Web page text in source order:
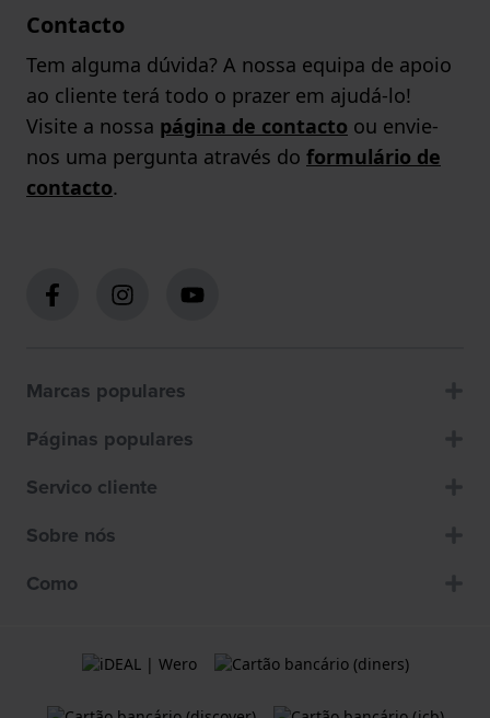
Contacto
Tem alguma dúvida? A nossa equipa de apoio
ao cliente terá todo o prazer em ajudá-lo!
Visite a nossa página de contacto ou envie-
nos uma pergunta através do formulário de
contacto.
Marcas populares
Páginas populares
Servico cliente
Sobre nós
Como